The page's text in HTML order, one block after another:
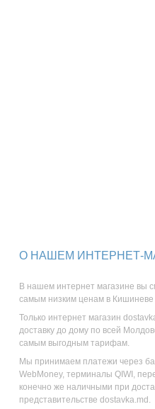
О НАШЕМ ИНТЕРНЕТ-
В нашем интернет магазине вы
самым низким ценам в
Только интернет магазин
доставку до дому по всей
самым выгодным тарифам.
Мы принимаем платежи через
WebMoney, терминалы QIWI,
конечно же наличными при
представительстве dostavka.md.